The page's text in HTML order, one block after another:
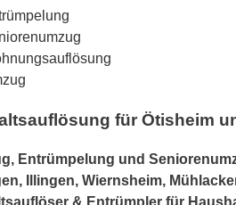
für Ötisheim
Entrümpelung und
Illingen, Wiernsheim,